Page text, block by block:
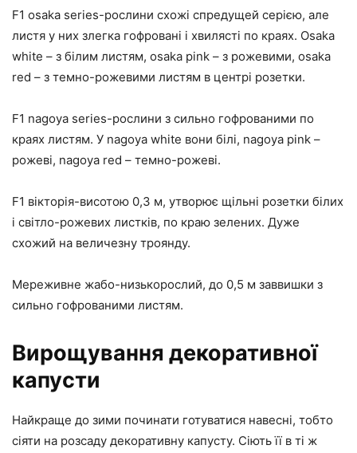
F1 osaka series-рослини схожі спредущей серією, але
листя у них злегка гофровані і хвилясті по краях. Osaka
white – з білим листям, osaka pink – з рожевими, osaka
red – з темно-рожевими листям в центрі розетки.
F1 nagoya series-рослини з сильно гофрованими по
краях листям. У nagoya white вони білі, nagoya pink –
рожеві, nagoya red – темно-рожеві.
F1 вікторія-висотою 0,3 м, утворює щільні розетки білих
і світло-рожевих листків, по краю зелених. Дуже
схожий на величезну троянду.
Мереживне жабо-низькорослий, до 0,5 м заввишки з
сильно гофрованими листям.
Вирощування декоративної
капусти
Найкраще до зими починати готуватися навесні, тобто
сіяти на розсаду декоративну капусту. Сіють її в ті ж